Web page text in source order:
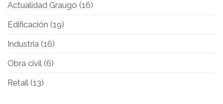
Actualidad Graugo (16)
Edificación (19)
Industria (16)
Obra civil (6)
Retail (13)